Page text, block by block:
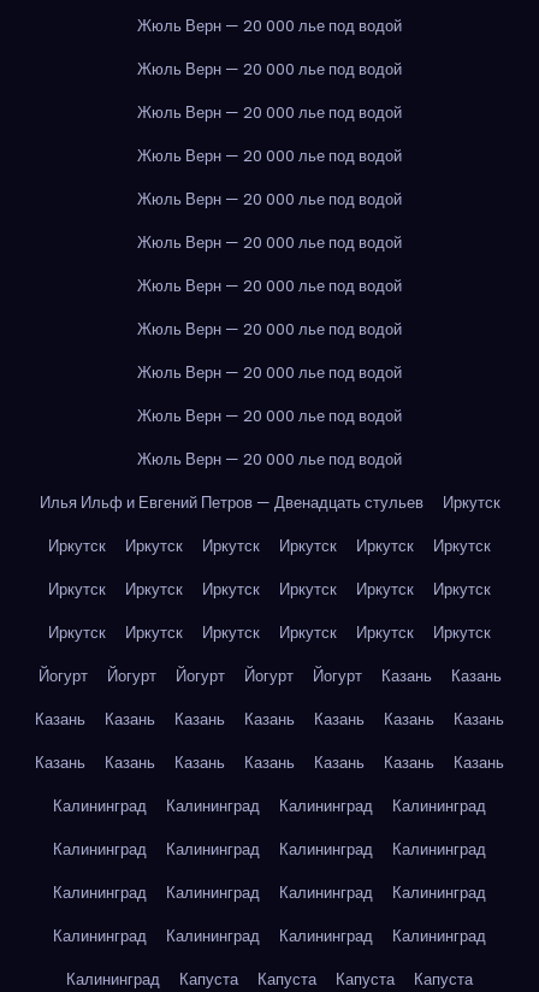
Жюль Верн — 20 000 лье под водой
Жюль Верн — 20 000 лье под водой
Жюль Верн — 20 000 лье под водой
Жюль Верн — 20 000 лье под водой
Жюль Верн — 20 000 лье под водой
Жюль Верн — 20 000 лье под водой
Жюль Верн — 20 000 лье под водой
Жюль Верн — 20 000 лье под водой
Жюль Верн — 20 000 лье под водой
Жюль Верн — 20 000 лье под водой
Жюль Верн — 20 000 лье под водой
Илья Ильф и Евгений Петров — Двенадцать стульев
Иркутск
Иркутск
Иркутск Иркутск Иркутск Иркутск
Иркутск
Иркутск
Иркутск Иркутск Иркутск Иркутск
Иркутск
Иркутск
Иркутск Иркутск Иркутск Иркутск
Иркутск
Йогурт
Йогурт Йогурт Йогурт Йогурт Казань
Казань
Казань
Казань Казань Казань Казань Казань
Казань
Казань
Казань Казань Казань Казань Казань
Казань
Калининград
Калининград Калининград
Калининград
Калининград
Калининград Калининград
Калининград
Калининград
Калининград Калининград
Калининград
Калининград
Калининград Калининград
Калининград
Калининград
Капуста Капуста Капуста
Капуста